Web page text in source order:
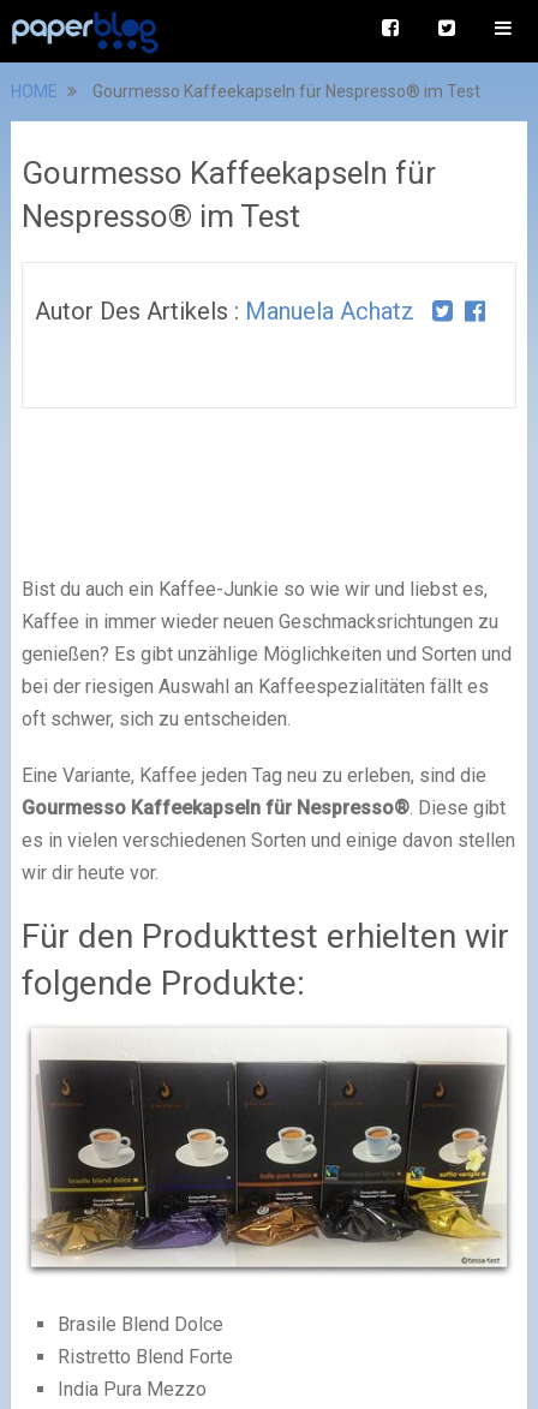
HOME Gourmesso Kaffeekapseln für Nespresso® im Test
Gourmesso Kaffeekapseln für
Nespresso® im Test
Autor Des Artikels : Manuela Achatz
Bist du auch ein Kaffee-Junkie so wie wir und liebst es,
Kaffee in immer wieder neuen Geschmacksrichtungen zu
genießen? Es gibt unzählige Möglichkeiten und Sorten und
bei der riesigen Auswahl an Kaffeespezialitäten fällt es
oft schwer, sich zu entscheiden.
Eine Variante, Kaffee jeden Tag neu zu erleben, sind die
Gourmesso Kaffeekapseln für Nespresso®. Diese gibt
es in vielen verschiedenen Sorten und einige davon stellen
wir dir heute vor.
Für den Produkttest erhielten wir
folgende Produkte:
Brasile Blend Dolce
Ristretto Blend Forte
India Pura Mezzo